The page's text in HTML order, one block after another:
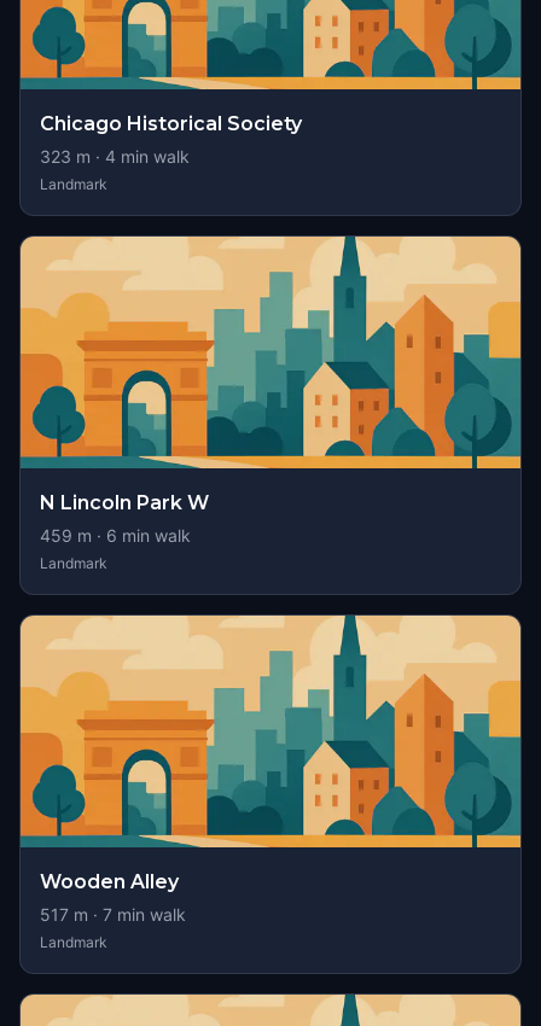
Chicago Historical Society
323 m · 4 min walk
Landmark
N Lincoln Park W
459 m · 6 min walk
Landmark
Wooden Alley
517 m · 7 min walk
Landmark